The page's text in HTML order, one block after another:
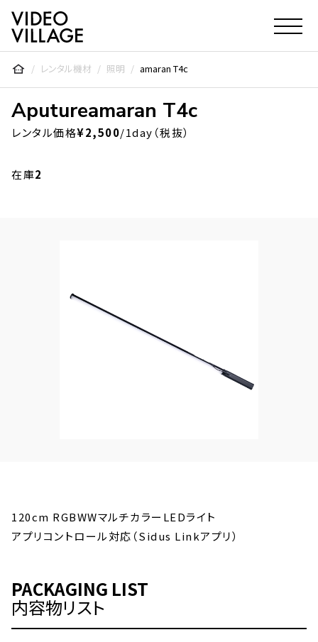
Video Village Inc.
レンタル機材 照明 amaran T4c
Aputureamaran T4c
レンタル価格¥2,500/1day（税抜）
在庫2
120cm RGBWWマルチカラーLEDライト
アプリコントロール対応（Sidus Linkアプリ）
PACKAGING LIST
内容物リスト